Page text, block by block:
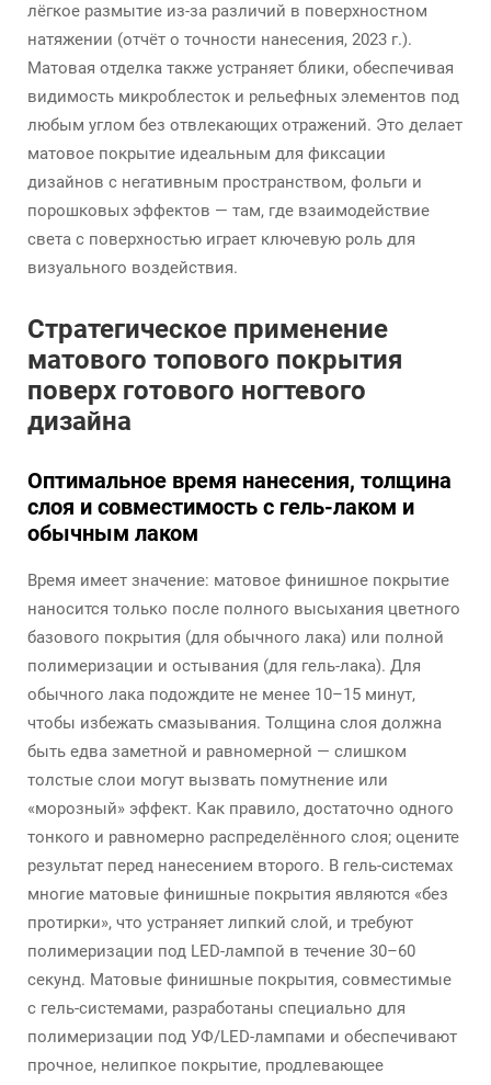
лёгкое размытие из-за различий в поверхностном
натяжении (отчёт о точности нанесения, 2023 г.).
Матовая отделка также устраняет блики, обеспечивая
видимость микроблесток и рельефных элементов под
любым углом без отвлекающих отражений. Это делает
матовое покрытие идеальным для фиксации
дизайнов с негативным пространством, фольги и
порошковых эффектов — там, где взаимодействие
света с поверхностью играет ключевую роль для
визуального воздействия.
Стратегическое применение
матового топового покрытия
поверх готового ногтевого
дизайна
Оптимальное время нанесения, толщина
слоя и совместимость с гель-лаком и
обычным лаком
Время имеет значение: матовое финишное покрытие
наносится только после полного высыхания цветного
базового покрытия (для обычного лака) или полной
полимеризации и остывания (для гель-лака). Для
обычного лака подождите не менее 10–15 минут,
чтобы избежать смазывания. Толщина слоя должна
быть едва заметной и равномерной — слишком
толстые слои могут вызвать помутнение или
«морозный» эффект. Как правило, достаточно одного
тонкого и равномерно распределённого слоя; оцените
результат перед нанесением второго. В гель-системах
многие матовые финишные покрытия являются «без
протирки», что устраняет липкий слой, и требуют
полимеризации под LED-лампой в течение 30–60
секунд. Матовые финишные покрытия, совместимые
с гель-системами, разработаны специально для
полимеризации под УФ/LED-лампами и обеспечивают
прочное, нелипкое покрытие, продлевающее